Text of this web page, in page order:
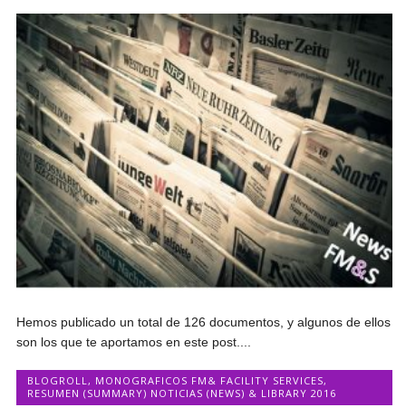
Hemos publicado un total de 126 documentos, y algunos de ellos
son los que te aportamos en este post....
BLOGROLL , MONOGRAFICOS FM& FACILITY SERVICES,
RESUMEN (SUMMARY) NOTICIAS (NEWS) & LIBRARY 2016